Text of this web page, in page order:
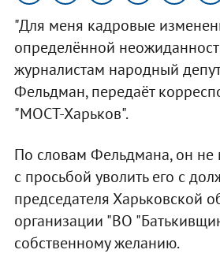
"Для меня кадровые
определённой
журналистам народный
Фельдман, передаёт
"МОСТ-Харьков".
По словам Фельдмана, он не
с просьбой уволить его с
председателя Харьковской
организации "ВО
собственному желанию.